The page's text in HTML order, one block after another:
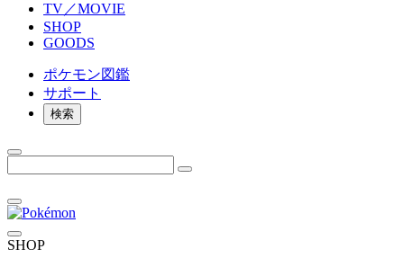
TV／MOVIE
SHOP
GOODS
ポケモン図鑑
サポート
検索
SHOP